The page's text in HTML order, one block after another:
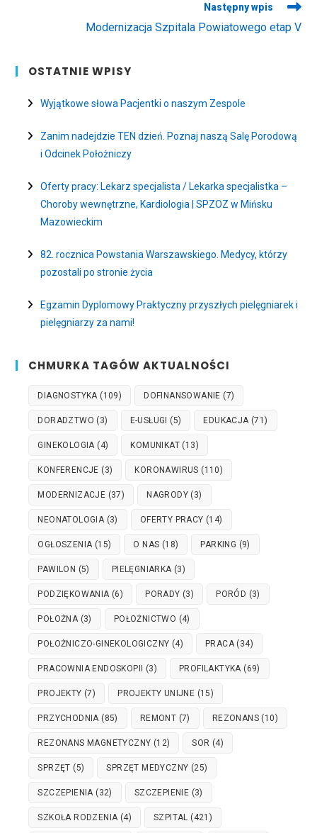
Następny wpis
Modernizacja Szpitala Powiatowego etap V
OSTATNIE WPISY
Wyjątkowe słowa Pacjentki o naszym Zespole
Zanim nadejdzie TEN dzień. Poznaj naszą Salę Porodową
i Odcinek Położniczy
Oferty pracy: Lekarz specjalista / Lekarka specjalistka –
Choroby wewnętrzne, Kardiologia | SPZOZ w Mińsku
Mazowieckim
82. rocznica Powstania Warszawskiego. Medycy, którzy
pozostali po stronie życia
Egzamin Dyplomowy Praktyczny przyszłych pielęgniarek i
pielęgniarzy za nami!
CHMURKA TAGÓW AKTUALNOŚCI
DIAGNOSTYKA(109) DOFINANSOWANIE (7)
DORADZTWO (3) E-USŁUGI (5) EDUKACJA(71)
GINEKOLOGIA(4) KOMUNIKAT (13)
KONFERENCJE (3) KORONAWIRUS (110)
MODERNIZACJE (37) NAGRODY (3)
NEONATOLOGIA(3) OFERTY PRACY (14)
OGŁOSZENIA(15) O NAS (18) PARKING (9)
PAWILON (5) PIELĘGNIARKA(3)
PODZIĘKOWANIA(6) PORADY (3) PORÓD (3)
POŁOŻNA(3) POŁOŻNICTWO (4)
POŁOŻNICZO-GINEKOLOGICZNY (4) PRACA(34)
PRACOWNIA ENDOSKOPII (3) PROFILAKTYKA(69)
PROJEKTY (7) PROJEKTY UNIJNE (15)
PRZYCHODNIA(85) REMONT (7) REZONANS (10)
REZONANS MAGNETYCZNY (12) SOR (4)
SPRZĘT (5) SPRZĘT MEDYCZNY (25)
SZCZEPIENIA(32) SZCZEPIENIE (3)
SZKOŁA RODZENIA(4) SZPITAL (421)